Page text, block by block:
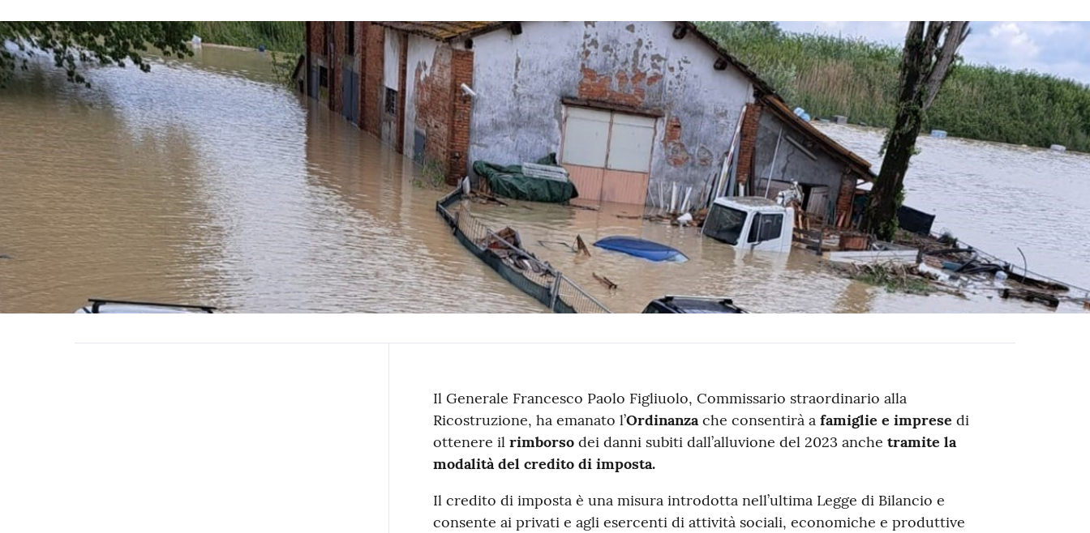
Contenuto
Il Generale Francesco Paolo Figliuolo, Commissario straordinario alla
Ricostruzione, ha emanato l’Ordinanzache consentirà a famiglie e imprese di
ottenere il rimborsodei danni subiti dall’alluvione del 2023 anche tramite la
modalità del credito di imposta.
Il credito di imposta è una misura introdotta nell’ultima Legge di Bilancio e
consente ai privati e agli esercenti di attività sociali, economiche e produttive